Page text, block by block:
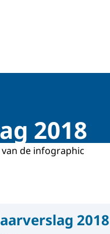
2018
de infographic
2018